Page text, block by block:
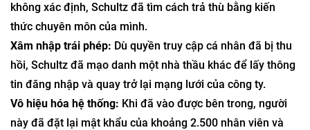
không xác định, Schultz đã tìm cách trả thù bằng kiến
thức chuyên môn của mình.
Xâm nhập trái phép: Dù quyền truy cập cá nhân đã bị thu
hồi, Schultz đã mạo danh một nhà thầu khác để lấy thông
tin đăng nhập và quay trở lại mạng lưới của công ty.
Vô hiệu hóa hệ thống: Khi đã vào được bên trong, người
này đã đặt lại mật khẩu của khoảng 2.500 nhân viên và